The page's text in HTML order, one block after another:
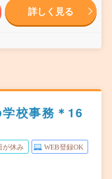
詳しく見る
校事務＊16
が休み WEB登録OK